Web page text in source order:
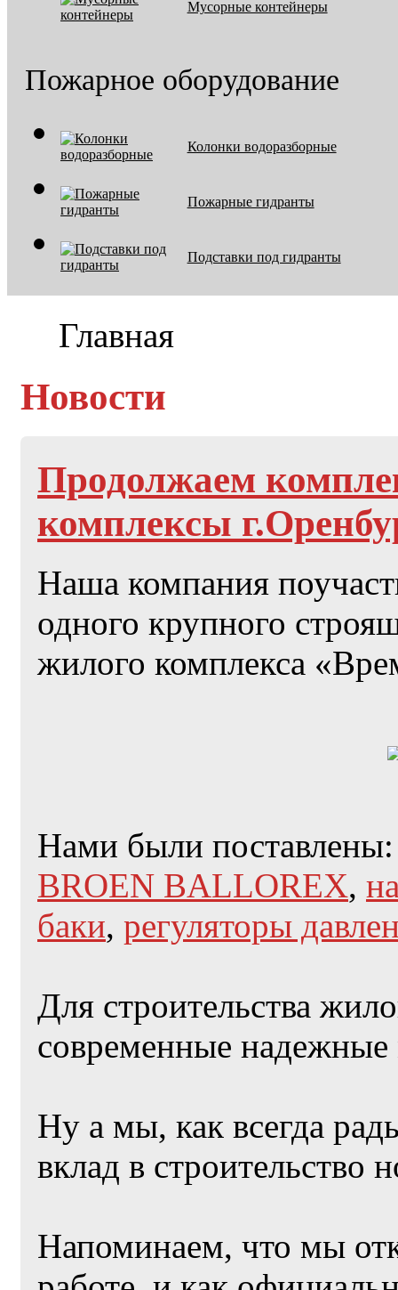
Мусорные контейнеры
Пожарное оборудование
Колонки водоразборные
Пожарные гидранты
Подставки под гидранты
Главная
Новости
Продолжаем
комплексы
Наша компания
одного крупного
жилого комплекса
Нами были
BROEN BALLOREX,
баки, регуляторы
Для строительства
современные надежные
Ну а мы, как всегда
вклад в строительство
Напоминаем, что мы